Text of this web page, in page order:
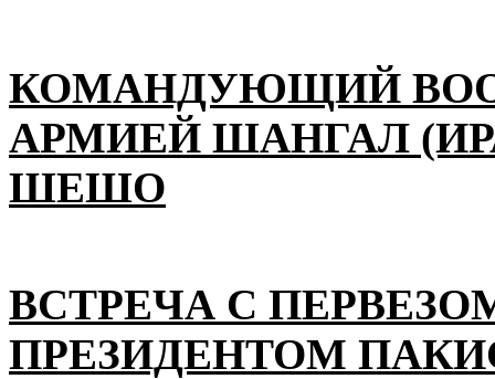
КОМАНДУЮЩИЙ
АРМИЕЙ ШАНГАЛ
ШЕШО
ВСТРЕЧА С
ПРЕЗИДЕНТОМ